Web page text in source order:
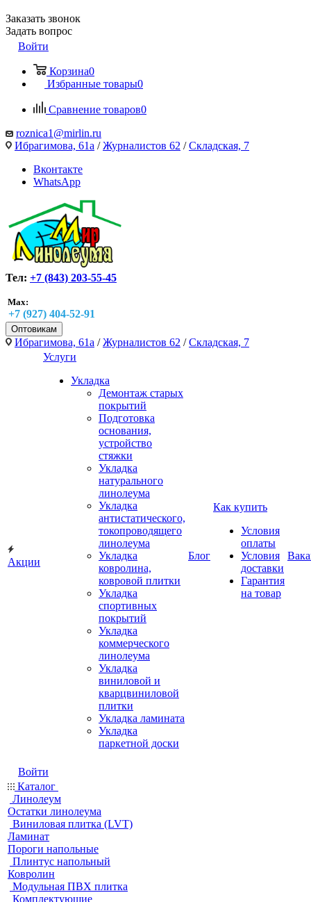
Заказать звонок
Задать вопрос
Войти
Корзина0
Избранные товары0
Сравнение товаров0
roznica1@mirlin.ru
Ибрагимова, 61а /Журналистов 62 /Складская, 7
Вконтакте
WhatsApp
Тел: +7 (843) 203-55-45
Max:
+7 (927) 404-52-91
Оптовикам
Ибрагимова, 61а /Журналистов 62 /Складская, 7
Акции
Услуги
Укладка
Демонтаж старых
покрытий
Подготовка
основания,
устройство
стяжки
Укладка
натурального
линолеума
Укладка
антистатического,
токопроводящего
линолеума
Укладка
ковролина,
ковровой плитки
Укладка
спортивных
покрытий
Укладка
коммерческого
линолеума
Укладка
виниловой и
кварцвиниловой
плитки
Укладка ламината
Укладка
паркетной доски
Блог
Как купить
Условия
оплаты
Условия
доставки
Гарантия
на товар
Войти
Каталог
Линолеум
Остатки линолеума
Виниловая плитка (LVT)
Ламинат
Пороги напольные
Плинтус напольный
Ковролин
Модульная ПВХ плитка
Комплектующие